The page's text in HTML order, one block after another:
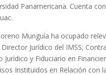
Panamericana. Cuenta
Munguía ha ocupado
Jurídico del IMSS;
y Fiduciario en
Instituidos en Relación con